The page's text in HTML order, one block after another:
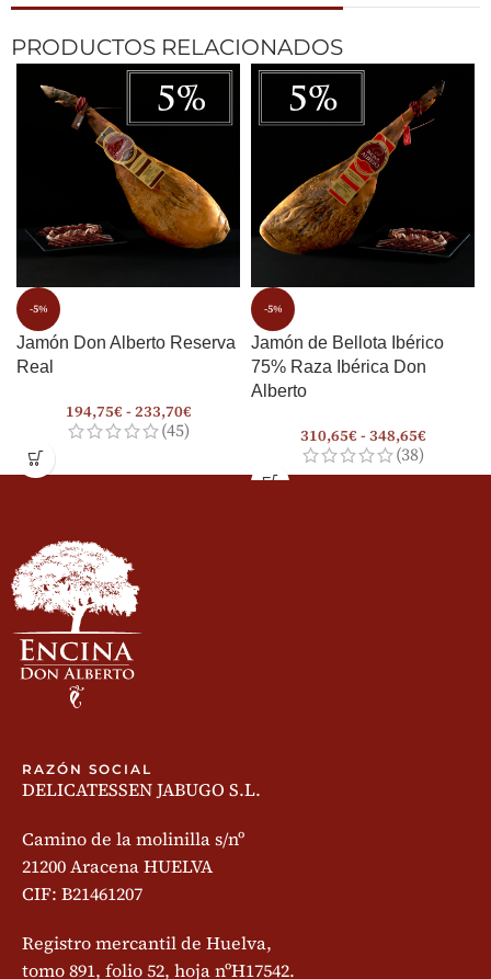
PRODUCTOS RELACIONADOS
-5%
Jamón Don Alberto Reserva
Real
194,75€ - 233,70€
(45)
-5%
Jamón de Bellota Ibérico
75% Raza Ibérica Don
Alberto
310,65€ - 348,65€
(38)
RAZÓN SOCIAL
DELICATESSEN JABUGO S.L.
Camino de la molinilla s/nº
21200 Aracena HUELVA
CIF: B21461207
Registro mercantil de Huelva,
tomo 891, folio 52, hoja nºH17542.